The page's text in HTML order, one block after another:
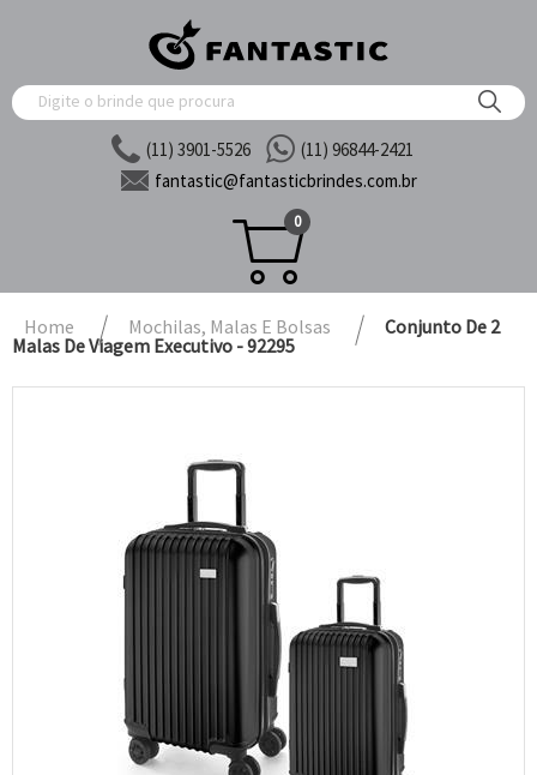
(11) 3901-5526
(11) 96844-2421
fantastic@fantasticbrindes.com.br
0
Home Mochilas, Malas E Bolsas
Conjunto De 2
Malas De Viagem Executivo - 92295